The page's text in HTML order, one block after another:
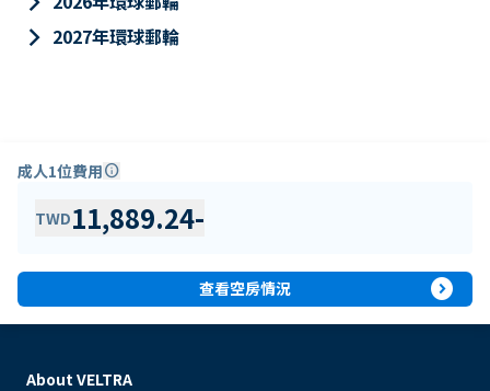
keyboard_arrow_right 2027年環球郵輪
成人1位費用info
TWD11,889.24-
查看空房情況 expand_circle_right
About VELTRA